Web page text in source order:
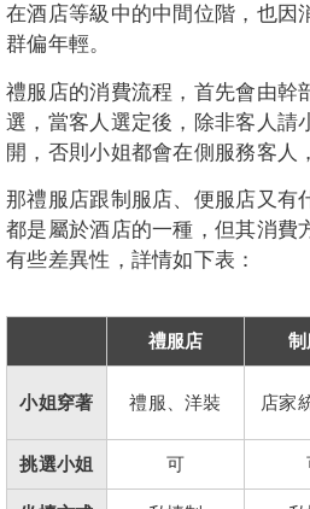
在酒店等級中的中間位階，也因
群偏年輕。
禮服店的消費流程，首先會由幹
選，當客人選定後，除非客人請
開，否則小姐都會在側服務客人
那禮服店跟制服店、便服店又有
都是屬於酒店的一種，但其消費
有些差異性，詳情如下表：
禮服店
小姐穿著 禮服、洋裝 店家
挑選小姐 可